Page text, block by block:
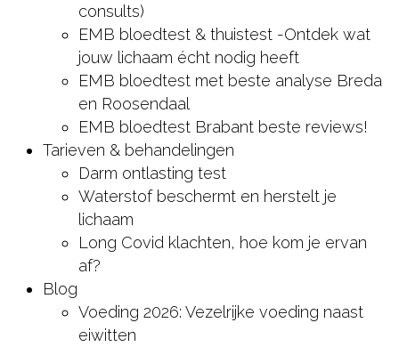
consults)
EMB bloedtest & thuistest -Ontdek wat
jouw lichaam écht nodig heeft
EMB bloedtest met beste analyse Breda
en Roosendaal
EMB bloedtest Brabant beste reviews!
Tarieven & behandelingen
Darm ontlasting test
Waterstof beschermt en herstelt je
lichaam
Long Covid klachten, hoe kom je ervan
af?
Blog
Voeding 2026: Vezelrijke voeding naast
eiwitten